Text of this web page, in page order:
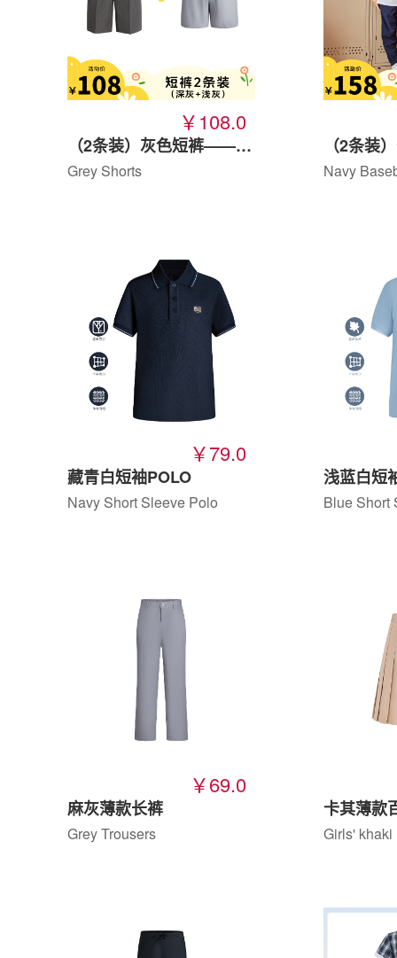
￥108.0
（2条装）灰色短裤——夏季特惠
Grey Shorts Navy
￥79.0
藏青白短袖POLO
Navy Short Sleeve Polo
浅蓝白短
Blue Short
￥69.0
麻灰薄款长裤
Grey Trousers
卡其薄款
Girls'